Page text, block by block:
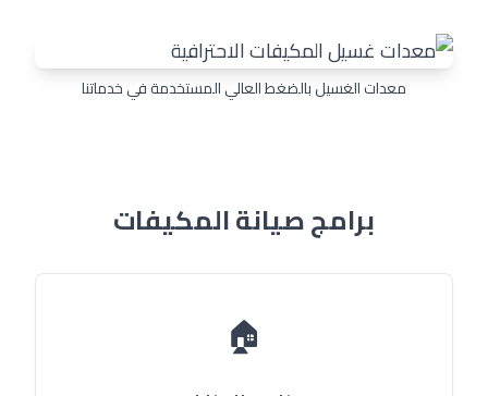
معدات الغسيل بالضغط العالي المستخدمة في خدماتنا
برامج صيانة المكيفات
🏠